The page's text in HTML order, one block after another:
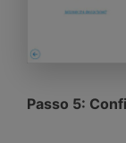
Passo 5: